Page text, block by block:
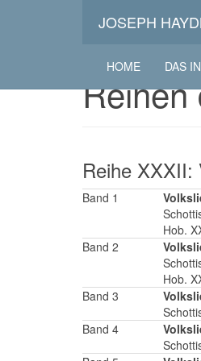
JOSEPH
HOME DAS
Reihen
Reihe XXXII:
Band 1
Hob.
Band 2
Hob.
Band 3
Band 4